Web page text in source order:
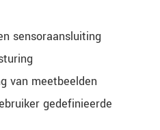
sensoraansluiting
van meetbeelden
gedefinieerde
van
e-mail.